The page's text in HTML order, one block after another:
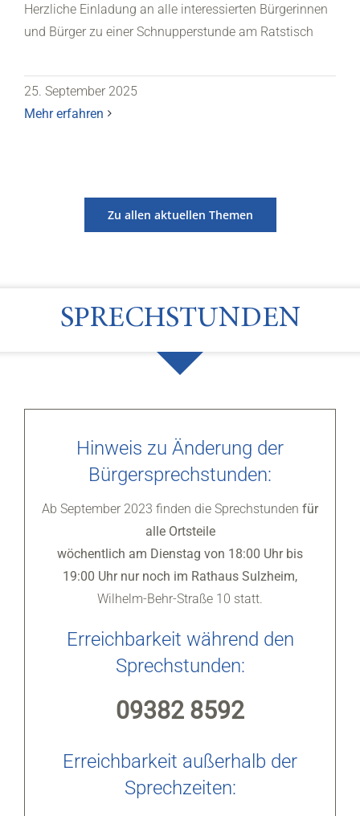
Herzliche Einladung an alle interessierten Bürgerinnen
und Bürger zu einer Schnupperstunde am Ratstisch
25. September 2025
Mehr erfahren
Zu allen aktuellen Themen
SPRECHSTUNDEN
Hinweis zu Änderung der
Bürgersprechstunden:
Ab September 2023 finden die Sprechstunden für
alle Ortsteile
wöchentlich am Dienstag von 18:00 Uhr bis
19:00 Uhr nur noch im Rathaus Sulzheim,
Wilhelm-Behr-Straße 10 statt.
Erreichbarkeit während den
Sprechstunden:
09382 8592
Erreichbarkeit außerhalb der
Sprechzeiten: